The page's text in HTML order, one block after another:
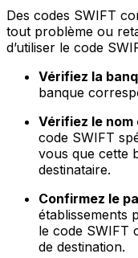
Des codes SWIFT
tout problème ou
d’utiliser le code
Vérifiez la
banque
Vérifiez le nom
code SWIFT
vous que cette
destinataire.
Confirmez le
établissements
le code SWIFT
de destination.